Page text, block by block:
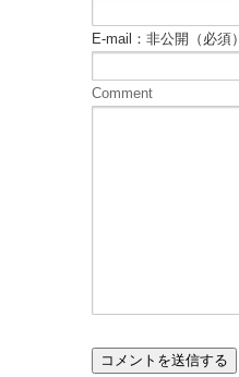
E-mail：非公開（必須）
Comment